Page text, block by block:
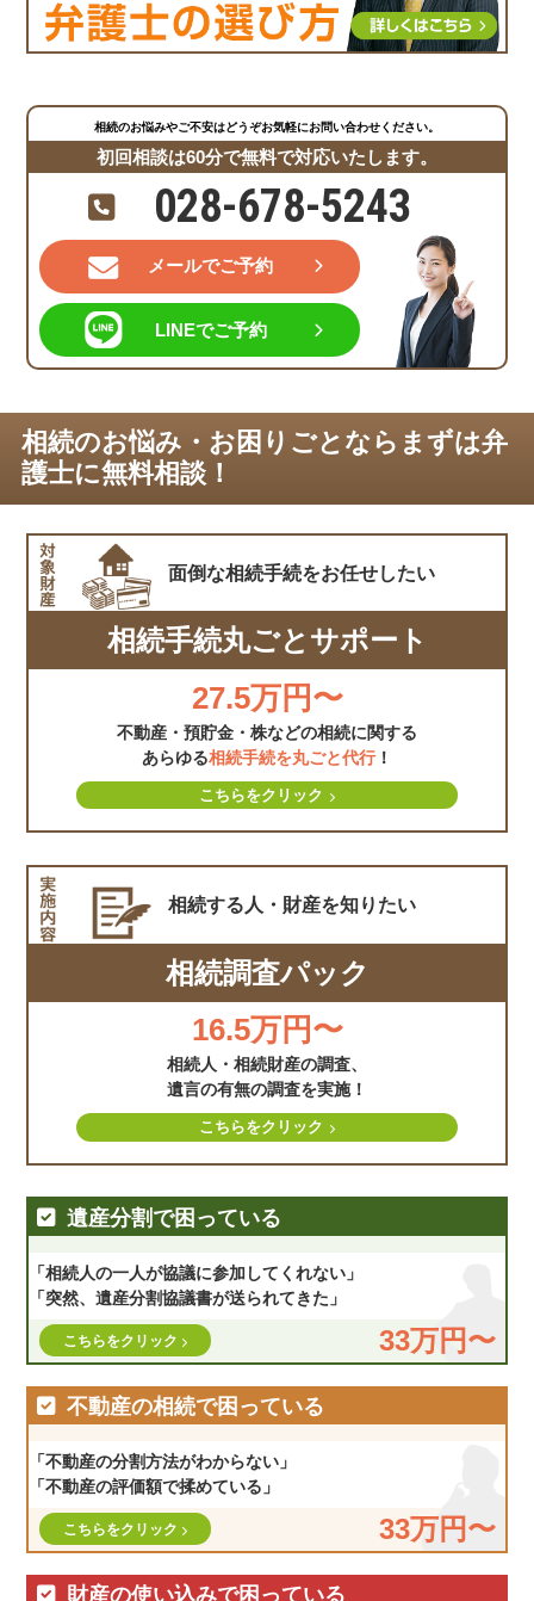
相続のお悩みやご不安はどうぞお気軽にお問い合わせください。
初回相談は60分で無料で対応いたします。
028-678-5243
メールでご予約
LINEでご予約
相続のお悩み・お困りごとならまずは弁
護士に無料相談！
面倒な相続手続をお任せしたい
相続手続丸ごとサポート
27.5万円〜
不動産・預貯金・株などの相続に関する
あらゆる相続手続を丸ごと代行！
こちらをクリック
相続する人・財産を知りたい
相続調査パック
16.5万円〜
相続人・相続財産の調査、
遺言の有無の調査を実施！
こちらをクリック
遺産分割で困っている
「相続人の一人が協議に参加してくれない」
「突然、遺産分割協議書が送られてきた」
33万円〜
こちらをクリック
不動産の相続で困っている
「不動産の分割方法がわからない」
「不動産の評価額で揉めている」
33万円〜
こちらをクリック
財産の使い込みで困っている